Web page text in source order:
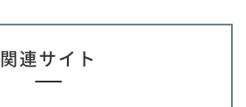
関連サイト